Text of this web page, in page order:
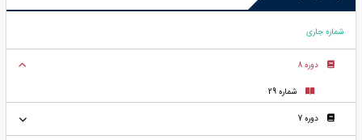
شماره جاری
دوره 8
شماره 29
دوره 7